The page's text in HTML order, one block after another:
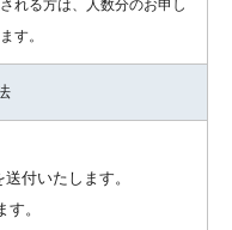
れる方は、人数分のお申し
す。
付いたします。
。